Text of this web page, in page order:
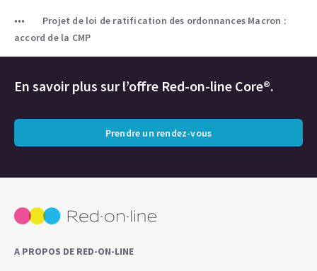
Projet de loi de ratification des ordonnances Macron :
accord de la CMP
En savoir plus sur l’offre Red-on-line Core®.
Prendre un rendez-vous
A PROPOS DE RED-ON-LINE